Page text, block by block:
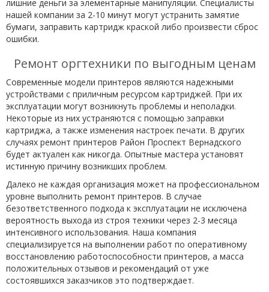
лишние деньги за элементарные манипуляции. Специалисты
нашей компании за 2-10 минут могут устранить замятие
бумаги, заправить картридж краской либо произвести сброс
ошибки.
Ремонт оргтехники по выгодным ценам
Современные модели принтеров являются надежными
устройствами с приличным ресурсом картриджей. При их
эксплуатации могут возникнуть проблемы и неполадки.
Некоторые из них устраняются с помощью заправки
картриджа, а также изменения настроек печати. В других
случаях ремонт принтеров Район Проспект Вернадского
будет актуален как никогда. Опытные мастера установят
истинную причину возникших проблем.
Далеко не каждая организация может на профессиональном
уровне выполнить ремонт принтеров. В случае
безответственного подхода к эксплуатации не исключена
вероятность выхода из строя техники через 2-3 месяца
интенсивного использования. Наша компания
специализируется на выполнении работ по оперативному
восстановлению работоспособности принтеров, а масса
положительных отзывов и рекомендаций от уже
состоявшихся заказчиков это подтверждает.